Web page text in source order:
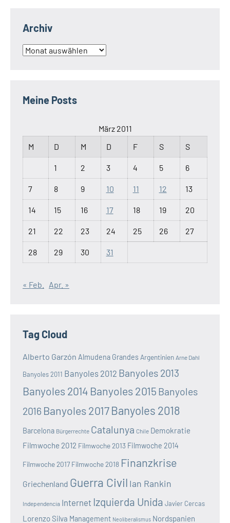
Archiv
Archiv
Meine Posts
März 2011
M
D M D F S S
1 2 3 4 5 6
7 8 9 10 11 12 13
14 15 16 17 18 19 20
21 22 23 24 25 26 27
28 29 30 31
« Feb. Apr. »
Tag Cloud
Alberto Garzón Almudena Grandes Argentinien Arne Dahl
Banyoles 2011 Banyoles 2012 Banyoles 2013
Banyoles 2014 Banyoles 2015 Banyoles
2016 Banyoles 2017 Banyoles 2018
Barcelona Bürgerrechte Catalunya Chile Demokratie
Filmwoche 2012 Filmwoche 2013 Filmwoche 2014
Filmwoche 2017 Filmwoche 2018 Finanzkrise
Griechenland Guerra Civil Ian Rankin
Independencia Internet Izquierda Unida Javier Cercas
Lorenzo Silva Management Neoliberalismus Nordspanien